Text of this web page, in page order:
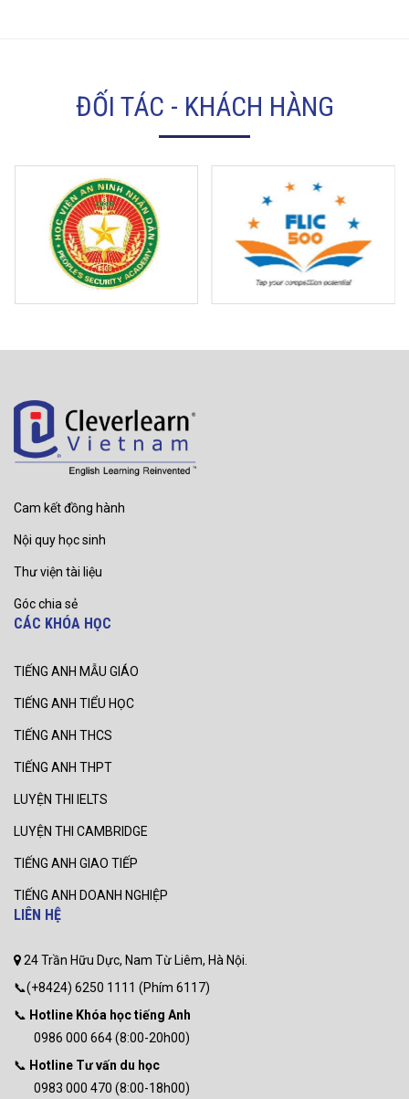
ĐỐI TÁC - KHÁCH HÀNG
Cam kết đồng hành
Nội quy học sinh
Thư viện tài liệu
Góc chia sẻ
CÁC KHÓA HỌC
TIẾNG ANH MẪU GIÁO
TIẾNG ANH TIỂU HỌC
TIẾNG ANH THCS
TIẾNG ANH THPT
LUYỆN THI IELTS
LUYỆN THI CAMBRIDGE
TIẾNG ANH GIAO TIẾP
TIẾNG ANH DOANH NGHIỆP
LIÊN HỆ
24 Trần Hữu Dực, Nam Từ Liêm, Hà Nội.
📞(+8424) 6250 1111 (Phím 6117)
📞 Hotline Khóa học tiếng Anh
0986 000 664 (8:00-20h00)
📞 Hotline Tư vấn du học
0983 000 470 (8:00-18h00)